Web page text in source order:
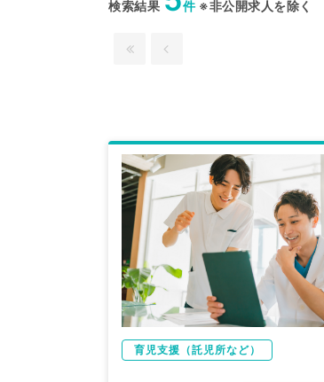
検索結果 件※非公開求人を除く
育児支援（託児所など）